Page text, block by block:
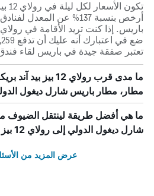
تعتبر صفقة جيدة في باريس لقاء فندق
ما مدى قرب رولاي 12
مطار، مطار باريس شارل ديغول
ما هي أفضل طريقة لينتقل الضيوف
شارل ديغول الدولي إلى رولاي 12 بيز بيد آند بريكفاست؟
عرض المزيد من